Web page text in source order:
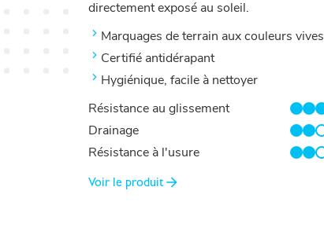
directement exposé au soleil.
Marquages ​​de terrain aux couleurs vives
Certifié antidérapant
Hygiénique, facile à nettoyer
Résistance au glissement
3/4
Drainage
2/4
Résistance à l'usure
2/4
Voir le produit